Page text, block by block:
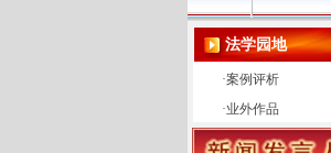
法学园地
·案例评析
·业外作品